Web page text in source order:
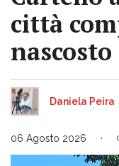
città
Daniela Peira
06 Agosto 2026